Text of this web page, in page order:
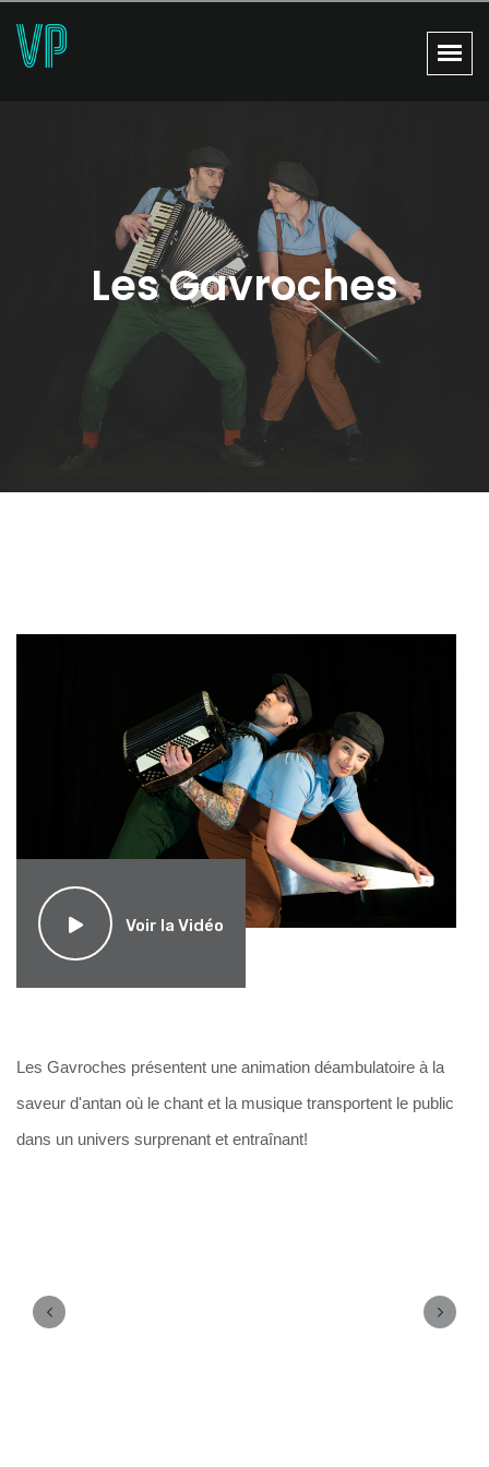
Les Gavroches
Voir la Vidéo
Les Gavroches présentent une animation déambulatoire à la
saveur d'antan où le chant et la musique transportent le public
dans un univers surprenant et entraînant!